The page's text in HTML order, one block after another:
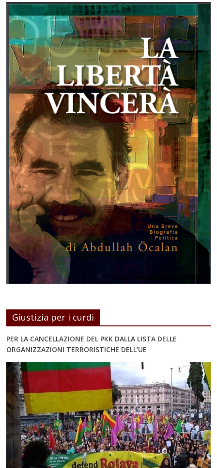
Giustizia per i curdi
PER LA CANCELLAZIONE DEL PKK DALLA LISTA DELLE
ORGANIZZAZIONI TERRORISTICHE DELL’UE